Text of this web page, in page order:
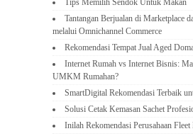
Tips Memilih Sendok Untuk Makan
Tantangan Berjualan di Marketplace
melalui Omnichannel Commerce
Rekomendasi Tempat Jual Aged
Internet Rumah vs Internet Bisnis:
UMKM Rumahan?
SmartDigital Rekomendasi Terbaik
Solusi Cetak Kemasan Sachet
Inilah Rekomendasi Perusahaan